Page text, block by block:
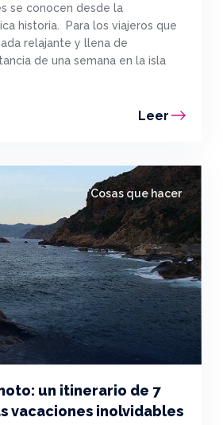
se conocen desde la
historia. Para los viajeros que
relajante y llena de
de una semana en la isla
Leer
Cosas que hacer
un itinerario de 7
vacaciones inolvidables